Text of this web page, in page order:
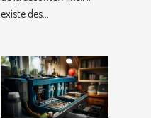
existe des...